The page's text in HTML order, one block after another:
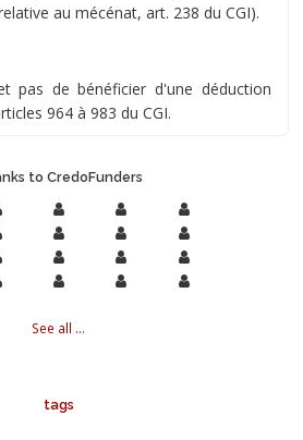
au mécénat, art. 238 du CGI).
pas de bénéficier d'une déduction
964 à 983 du CGI.
to CredoFunders
See all ...
tags